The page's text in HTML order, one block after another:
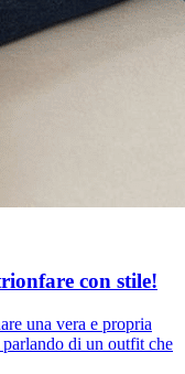
con stile!
una vera e propria
di un outfit che